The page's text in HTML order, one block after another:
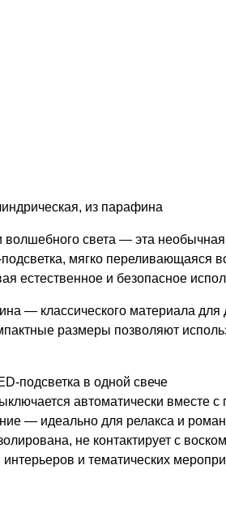
из парафина
света — эта
мягко переливающаяся
естественное и безопасное
— классического материала
размеры позволяют
подсветка в одной свече
автоматически вместе
— идеально для релакса и
не контактирует с воском
и тематических